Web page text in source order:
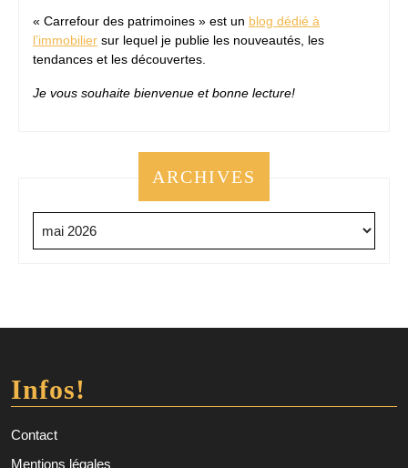
« Carrefour des patrimoines » est un blog dédié à
l’immobilier sur lequel je publie les nouveautés, les
tendances et les découvertes.
Je vous souhaite bienvenue et bonne lecture!
ARCHIVES
Infos!
Contact
Mentions légales